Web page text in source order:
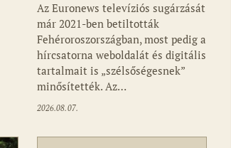
Az Euronews televíziós sugárzását
már 2021-ben betiltották
Fehéroroszországban, most pedig a
hírcsatorna weboldalát és digitális
tartalmait is „szélsőségesnek”
minősítették. Az…
2026.08.07.